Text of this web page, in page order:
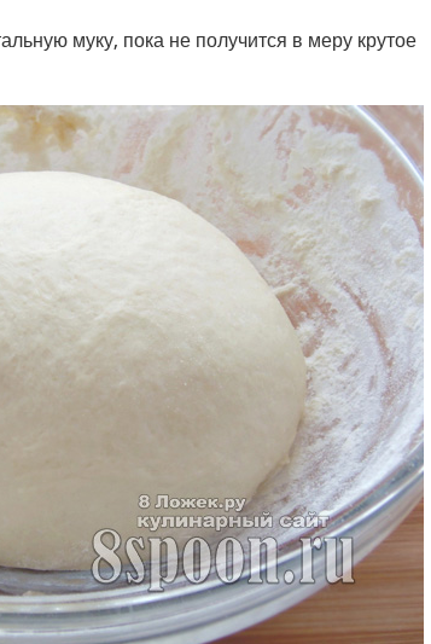
муку, пока не получится в меру крутое